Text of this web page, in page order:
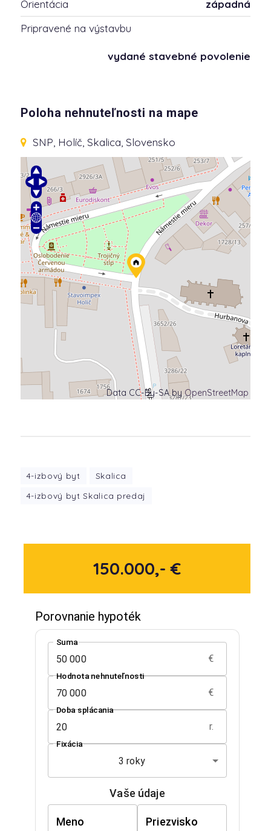
Orientácia
západná
Pripravené na výstavbu
vydané stavebné povolenie
Poloha nehnuteľnosti na mape
SNP , Holíč, Skalica, Slovensko
Data CC-By-SA byOpenStreetMap
4-izbový byt
Skalica
4-izbový byt Skalica predaj
150.000,- €